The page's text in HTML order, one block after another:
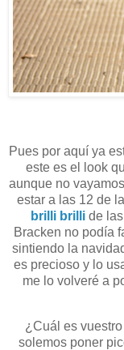
Pues por aquí ya
este es el look
aunque no
estar a las 12 de
brilli brilli de
Bracken no podía
sintiendo la
es precioso y lo
me lo volveré a
¿Cuál es
solemos poner